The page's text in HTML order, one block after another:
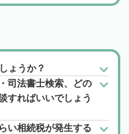
ょうか？
司法書士検索、どの
すればいいでしょう
い相続税が発生する